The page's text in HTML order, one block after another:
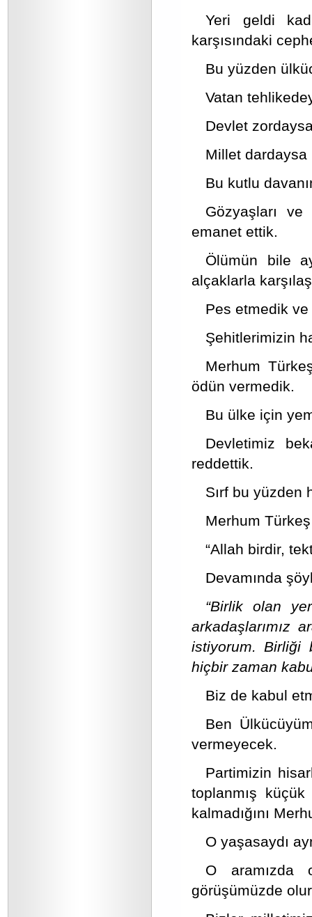
Yeri geldi
karşısındaki
Bu yüzden
Vatan
Devlet
Millet dardaysa
Bu kutlu
Gözyaşları ve
emanet ettik.
Ölümün bile
alçaklarla
Pes etmedik ve
Şehitlerimizin
Merhum
ödün vermedik.
Bu ülke için
Devletimiz
reddettik.
Sırf bu yüzden
Merhum
“Allah birdir,
Devamında
“Birlik olan
arkadaşlarımız
istiyorum. Birliği
hiçbir zaman
Biz de kabul
Ben
vermeyecek.
Partimizin
toplanmış
kalmadığını
O yaşasaydı
O aramızda
görüşümüzde